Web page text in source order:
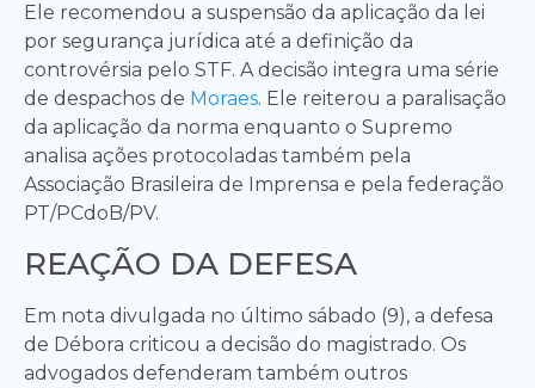
Ele recomendou a suspensão da aplicação da lei
por segurança jurídica até a definição da
controvérsia pelo STF. A decisão integra uma série
de despachos de Moraes. Ele reiterou a paralisação
da aplicação da norma enquanto o Supremo
analisa ações protocoladas também pela
Associação Brasileira de Imprensa e pela federação
PT/PCdoB/PV.
REAÇÃO DA DEFESA
Em nota divulgada no último sábado (9), a defesa
de Débora criticou a decisão do magistrado. Os
advogados defenderam também outros